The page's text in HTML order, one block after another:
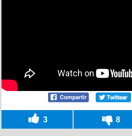
3 8